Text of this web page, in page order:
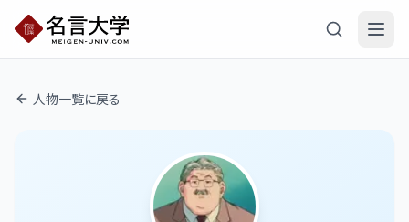
人物一覧に戻る